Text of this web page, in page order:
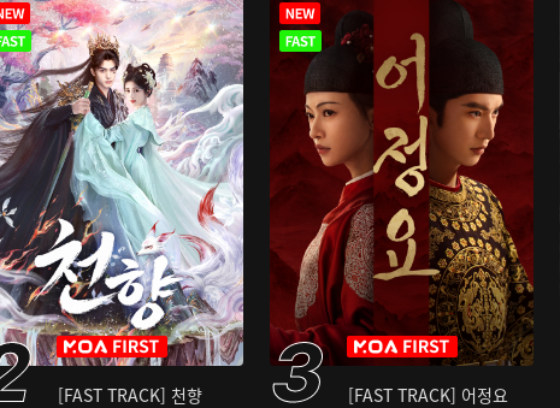
[FAST TRACK] 천향 [FAST TRACK] 어정요